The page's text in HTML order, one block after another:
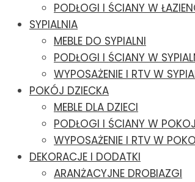
PODŁOGI I ŚCIANY W
SYPIALNIA
MEBLE DO SYPIALNI
PODŁOGI I ŚCIANY W
WYPOSAŻENIE I RTV W
POKÓJ DZIECKA
MEBLE DLA DZIECI
PODŁOGI I ŚCIANY W
WYPOSAŻENIE I RTV W
DEKORACJE I DODATKI
ARANŻACYJNE DROBIAZGI